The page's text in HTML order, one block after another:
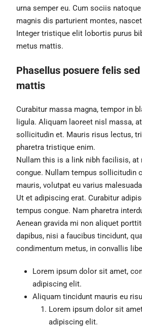
urna semper eu. Cum sociis
magnis dis parturient montes,
Integer tristique elit lobortis purus
metus mattis.
Phasellus posuere felis
mattis
Curabitur massa magna, tempor in
ligula. Aliquam laoreet nisl massa,
sollicitudin et. Mauris risus lectus,
pharetra tristique enim.
Nullam this is a link nibh facilisis, at
congue. Nullam tempus sollicitudin
mauris, volutpat eu varius
Ut et adipiscing erat. Curabitur
tempus congue. Nam pharetra
Aenean gravida mi non aliquet
dapibus, nisi a faucibus tincidunt,
condimentum metus, in convallis
Lorem ipsum dolor sit amet,
adipiscing elit.
Aliquam tincidunt mauris eu
Lorem ipsum dolor sit
adipiscing elit.